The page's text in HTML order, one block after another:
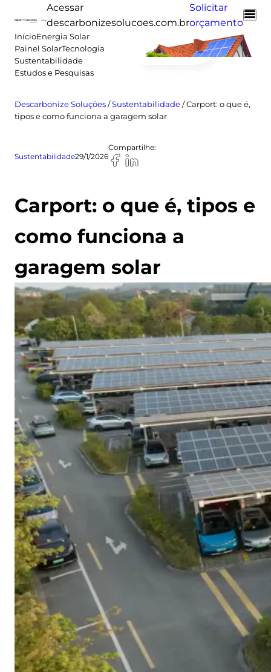
para
conteúdo
Acessar
descarbonizesolucoes.com.br
Solicitar
orçamento
InícioEnergia Solar
Painel SolarTecnologia
Sustentabilidade
Estudos e Pesquisas
Descarbonize Soluções/Sustentabilidade/Carport: o que é,
tipos e como funciona a garagem solar
Sustentabilidade29/1/2026
Compartilhe:
Carport: o que é, tipos e
como funciona a
garagem solar